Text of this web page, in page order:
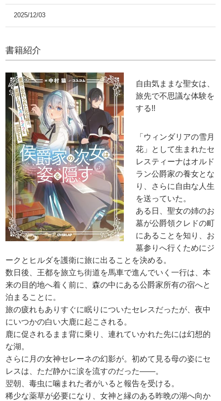
2025/12/03
書籍紹介
自由気ままな聖女は、
旅先で不思議な体験を
する!!
「ウィンダリアの雪月
花」として生まれたセ
レスティーナはオルド
ラン公爵家の養女とな
り、さらに自由な人生
を送っていた。
ある日、聖女の姉のお
墓が公爵領クレドの町
にあることを知り、お
墓参りへ行くためにジ
ークとヒルダを護衛に旅に出ることを決める。
数日後、王都を旅立ち街道を馬車で進んでいく一行は、本
来の目的地へ着く前に、森の中にある公爵家所有の宿へと
泊まることに。
旅の疲れもありすぐに眠りについたセレスだったが、夜中
にいつかの白い大鹿に起こされる。
鹿に促されるまま背に乗り、連れていかれた先には幻想的
な湖。
さらに月の女神セレーネの幻影が。初めて見る母の姿にセ
レスは、ただ静かに涙を流すのだった――。
翌朝、毒虫に噛まれた者がいると報告を受ける。
稀少な薬草が必要になり、女神と縁のある昨晩の湖へ向か